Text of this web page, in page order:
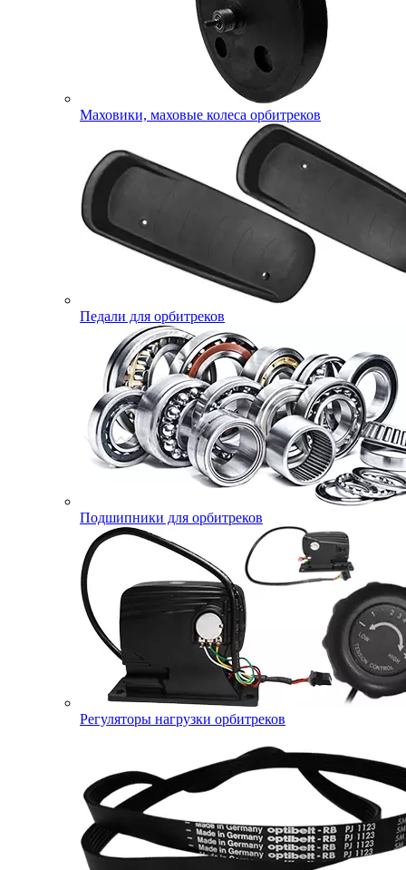
Маховики, маховые колеса орбитреков
Педали для орбитреков
Подшипники для орбитреков
Регуляторы нагрузки орбитреков